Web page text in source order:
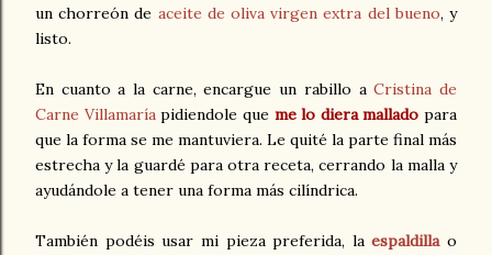
un chorreón de aceite de oliva virgen extra del bueno, y
listo.
En cuanto a la carne, encargue un rabillo aCristina de
Carne Villamaríapidiendole que me lo diera mallado para
que la forma se me mantuviera. Le quité la parte final más
estrecha y la guardé para otra receta, cerrando la malla y
ayudándole a tener una forma más cilíndrica.
También podéis usar mi pieza preferida, laespaldilla o